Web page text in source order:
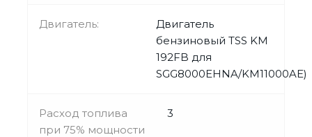
Двигатель:
Двигатель
бензиновый TSS KM
192FB для
SGG8000EHNA/KM11000AE)
Расход топлива
при 75% мощности
3